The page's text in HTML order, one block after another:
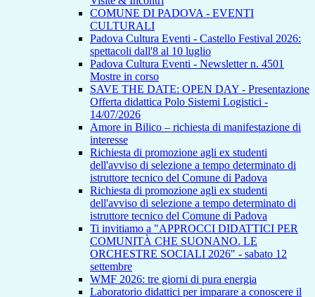
COMUNE DI PADOVA - EVENTI
CULTURALI
Padova Cultura Eventi - Castello Festival 2026:
spettacoli dall'8 al 10 luglio
Padova Cultura Eventi - Newsletter n. 4501
Mostre in corso
SAVE THE DATE: OPEN DAY - Presentazione
Offerta didattica Polo Sistemi Logistici -
14/07/2026
Amore in Bilico – richiesta di manifestazione di
interesse
Richiesta di promozione agli ex studenti
dell'avviso di selezione a tempo determinato di
istruttore tecnico del Comune di Padova
Richiesta di promozione agli ex studenti
dell'avviso di selezione a tempo determinato di
istruttore tecnico del Comune di Padova
Ti invitiamo a "APPROCCI DIDATTICI PER
COMUNITÀ CHE SUONANO. LE
ORCHESTRE SOCIALI 2026" - sabato 12
settembre
WMF 2026: tre giorni di pura energia
Laboratorio didattici per imparare a conoscere il